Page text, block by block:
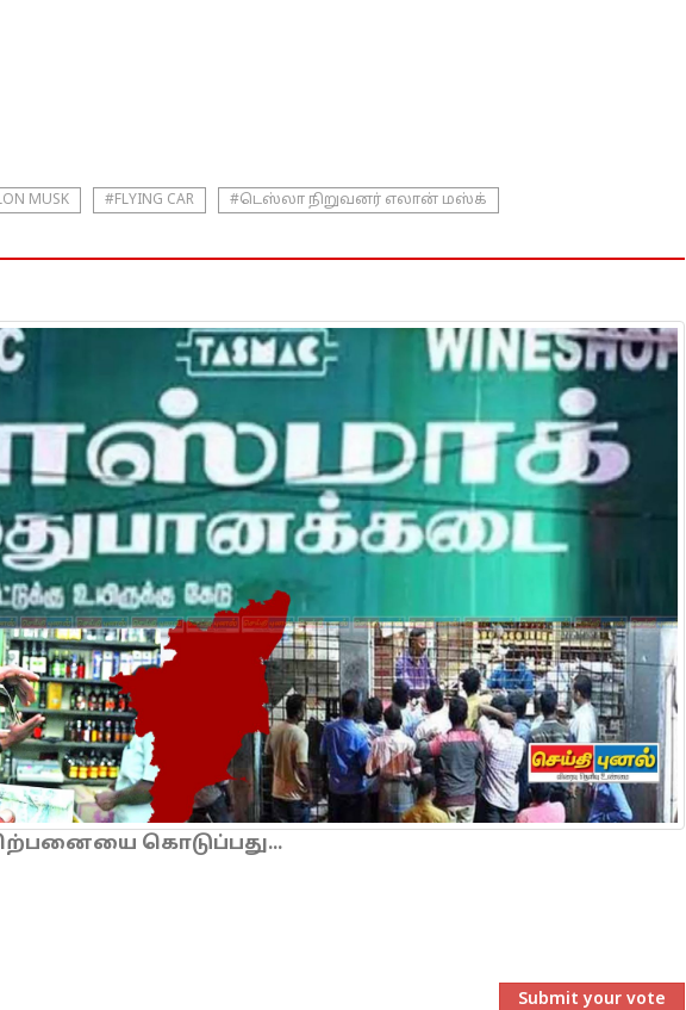
MUSK #FLYING CAR #டெஸ்லா நிறுவனர் எலான் மஸ்க்
கொடுப்பது...
Submit your vote